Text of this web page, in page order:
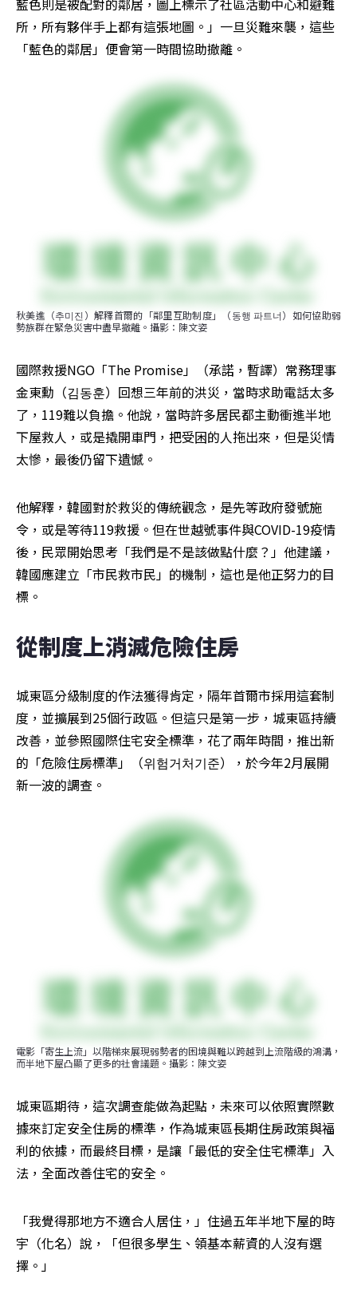
所，所有夥伴手上都有這張地圖。」一旦災難來襲，這些
「藍色的鄰居」便會第一時間協助撤離。
秋美進（추미진）解釋首爾的「鄰里互助制度」（동행 파트너）如何協助弱
勢族群在緊急災害中盡早撤離。攝影：陳文姿
國際救援NGO「The Promise」（承諾，暫譯）常務理事
金東勳（김동훈）回想三年前的洪災，當時求助電話太多
了，119難以負擔。他說，當時許多居民都主動衝進半地
下屋救人，或是撬開車門，把受困的人拖出來，但是災情
太慘，最後仍留下遺憾。
他解釋，韓國對於救災的傳統觀念，是先等政府發號施
令，或是等待119救援。但在世越號事件與COVID-19疫情
後，民眾開始思考「我們是不是該做點什麼？」他建議，
韓國應建立「市民救市民」的機制，這也是他正努力的目
標。
從制度上消滅危險住房
城東區分級制度的作法獲得肯定，隔年首爾市採用這套制
度，並擴展到25個行政區。但這只是第一步，城東區持續
改善，並參照國際住宅安全標準，花了兩年時間，推出新
的「危險住房標準」（위험거처기준），於今年2月展開
新一波的調查。
電影「寄生上流」以階梯來展現弱勢者的困境與難以跨越到上流階級的鴻溝，
而半地下屋凸顯了更多的社會議題。攝影：陳文姿
城東區期待，這次調查能做為起點，未來可以依照實際數
據來訂定安全住房的標準，作為城東區長期住房政策與福
利的依據，而最終目標，是讓「最低的安全住宅標準」入
法，全面改善住宅的安全。
「我覺得那地方不適合人居住，」住過五年半地下屋的時
宇（化名）說，「但很多學生、領基本薪資的人沒有選
擇。」